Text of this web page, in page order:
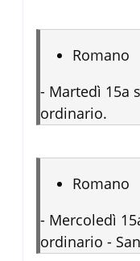
Romano
- Martedì 15a
ordinario.
Romano
- Mercoledì
ordinario -